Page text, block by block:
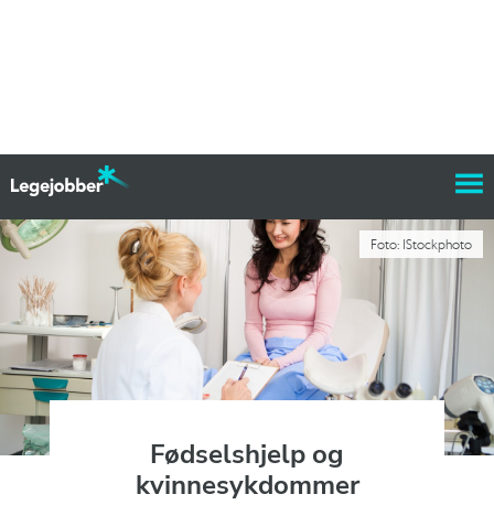
Foto: IStockphoto
Fødselshjelp og
kvinnesykdommer